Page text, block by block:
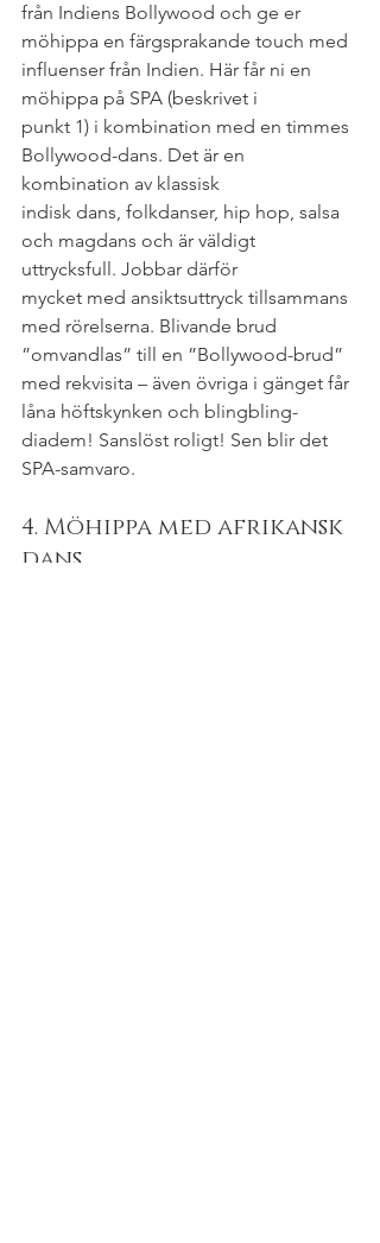
från Indiens Bollywood och ge er
möhippa en färgsprakande touch med
influenser från Indien. Här får ni en
möhippa på SPA (beskrivet i
punkt 1) i kombination med en timmes
Bollywood-dans. Det är en
kombination av klassisk
indisk dans, folkdanser, hip hop, salsa
och magdans och är väldigt
uttrycksfull. Jobbar därför
mycket med ansiktsuttryck tillsammans
med rörelserna. Blivande brud
”omvandlas” till en ”Bollywood-brud”
med rekvisita – även övriga i gänget får
låna höftskynken och blingbling-
diadem! Sanslöst roligt! Sen blir det
SPA-samvaro.
4. Möhippa med afrikansk
dans